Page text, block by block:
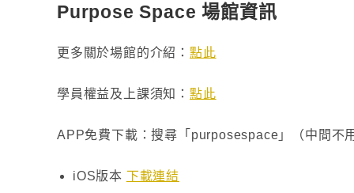
Purpose Space 場館資訊
更多關於場館的介紹：點此
學員權益及上課須知：點此
APP免費下載：搜尋「purposespace」（中間不
iOS版本 下載連結